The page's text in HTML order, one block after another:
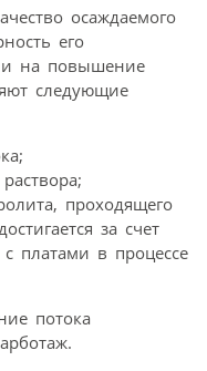
осаждаемого
его
на повышение
следующие
проходящего
за счет
платами в процессе
потока